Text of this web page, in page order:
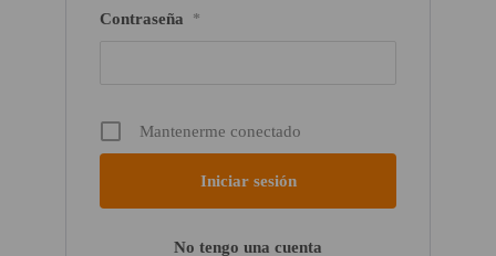
Contraseña *
Mantenerme conectado
No tengo una cuenta